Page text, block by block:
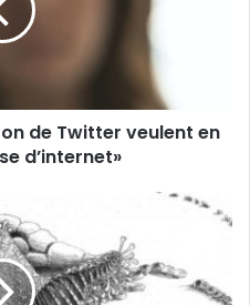
de Twitter veulent en
d’internet»